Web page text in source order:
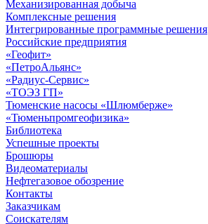
Механизированная добыча
Комплексные решения
Интегрированные программные решения
Российские предприятия
«Геофит»
«ПетроАльянс»
«Радиус-Сервис»
«ТОЭЗ ГП»
Тюменские насосы «Шлюмберже»
«Тюменьпромгеофизика»
Библиотека
Успешные проекты
Брошюры
Видеоматериалы
Нефтегазовое обозрение
Контакты
Заказчикам
Соискателям